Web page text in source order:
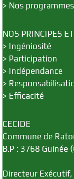
> Nos programmes
NOS PRINCIPES
> Ingéniosité
> Participation
> Indépendance
>
> Efficacité
CECIDE
Commune de
B.P : 3768 Guinée
Directeur